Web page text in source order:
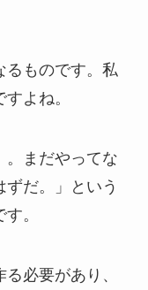
るものです。私
よね。
。まだやってな
だ。」という
。
必要があり、